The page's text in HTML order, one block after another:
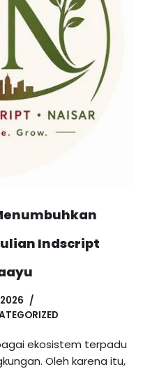
Indscript
ekosistem terpadu
Oleh karena itu,